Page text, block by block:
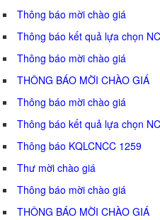
Thông báo mời chào giá
Thông báo kết quả lựa chọn
Thông báo mời chào giá
THÔNG BÁO MỜI CHÀO GIÁ
Thông báo mời chào giá
Thông báo kết quả lựa chọn
Thông báo KQLCNCC 1259
Thư mời chào giá
Thông báo mời chào giá
THÔNG BÁO MỜI CHÀO GIÁ